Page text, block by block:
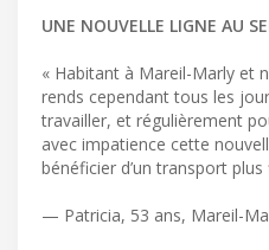
UNE NOUVELLE LIGNE AU
« Habitant à Mareil-Marly et
rends cependant tous les
travailler, et régulièrement
avec impatience cette
bénéficier d’un transport plus
— Patricia, 53 ans, Mareil-